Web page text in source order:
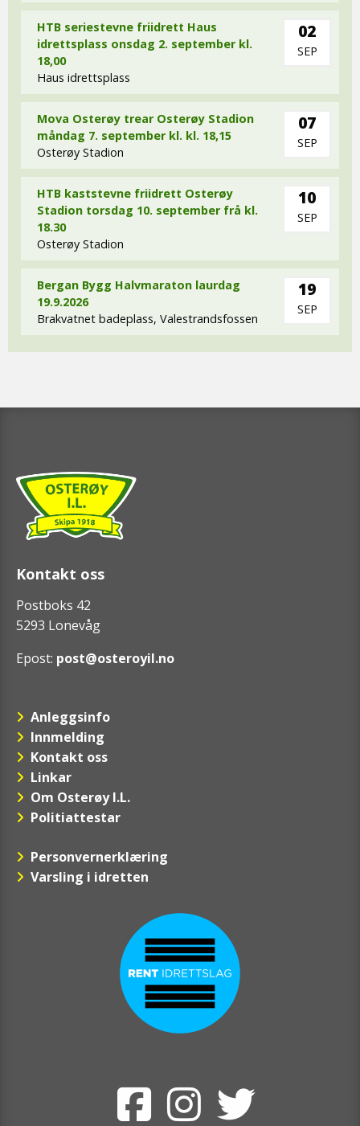
HTB seriestevne friidrett Haus
idrettsplass onsdag 2. september kl.
18,00
Haus idrettsplass
02
SEP
Mova Osterøy trear Osterøy Stadion
måndag 7. september kl. kl. 18,15
Osterøy Stadion
07
SEP
HTB kaststevne friidrett Osterøy
Stadion torsdag 10. september frå kl.
18.30
Osterøy Stadion
10
SEP
Bergan Bygg Halvmaraton laurdag
19.9.2026
Brakvatnet badeplass, Valestrandsfossen
19
SEP
Kontakt oss
Postboks 42
5293 Lonevåg
Epost: post@osteroyil.no
Anleggsinfo
Innmelding
Kontakt oss
Linkar
Om Osterøy I.L.
Politiattestar
Personvernerklæring
Varsling i idretten